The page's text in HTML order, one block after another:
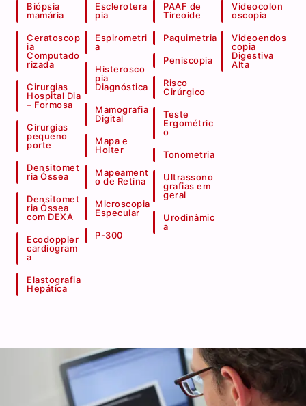
Biópsia
mamária
Ceratoscop
ia
Computado
rizada
Cirurgias
Hospital Dia
– Formosa
Cirurgias
pequeno
porte
Densitomet
ria Óssea
Densitomet
ria Óssea
com DEXA
Ecodoppler
cardiogram
a
Elastografia
Hepática
Esclerotera
pia
Espirometri
a
Histerosco
pia
Diagnóstica
Mamografia
Digital
Mapa e
Holter
Mapeament
o de Retina
Microscopia
Especular
P-300
PAAF de
Tireoide
Paquimetria
Peniscopia
Risco
Cirúrgico
Teste
Ergométric
o
Tonometria
Ultrassono
grafias em
geral
Urodinâmic
a
Videocolon
oscopia
Videoendos
copia
Digestiva
Alta